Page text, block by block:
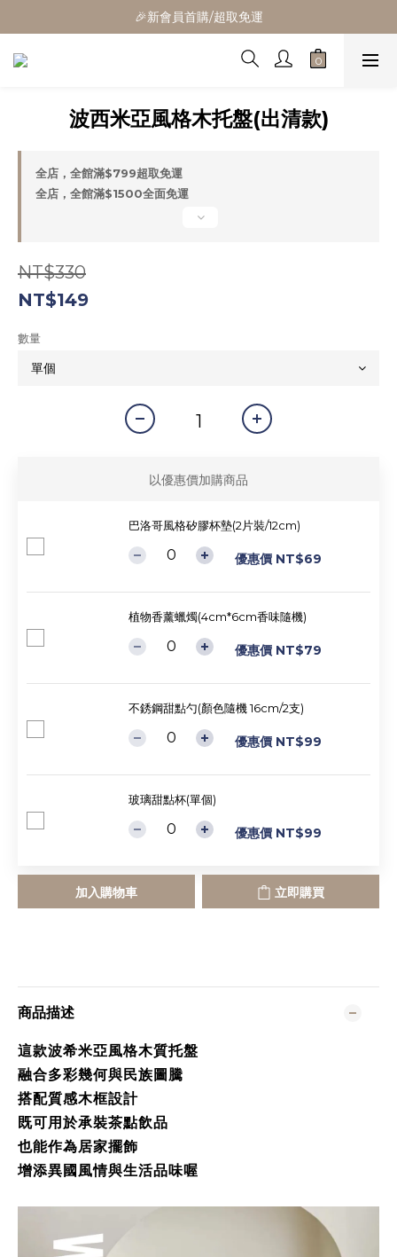
🎁全館消費滿1300立折100
🎉新會員首購/超取免運
🚛全館滿$799超取免運  $1500宅配免運
波西米亞風格木托盤(出清款)
全店，全館滿$799超取免運
全店，全館滿$1500全面免運
NT$330
NT$149
數量
以優惠價加購商品
巴洛哥風格矽膠杯墊(2片裝/12cm)
優惠價 NT$69
植物香薰蠟燭(4cm*6cm香味隨機)
優惠價 NT$79
不銹鋼甜點勺(顏色隨機 16cm/2支)
優惠價 NT$99
玻璃甜點杯(單個)
優惠價 NT$99
加入購物車 立即購買
商品描述
這款波希米亞風格木質托盤
融合多彩幾何與民族圖騰
搭配質感木框設計
既可用於承裝茶點飲品
也能作為居家擺飾
增添異國風情與生活品味喔